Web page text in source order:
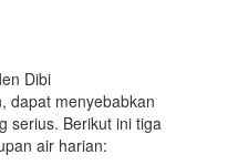
Dibi
dapat menyebabkan
serius. Berikut ini tiga
air harian: